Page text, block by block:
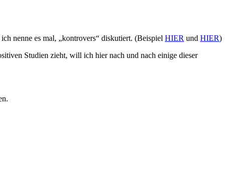
nenne es mal, „kontrovers“ diskutiert. (Beispiel HIER und HIER)
Studien zieht, will ich hier nach und nach einige dieser